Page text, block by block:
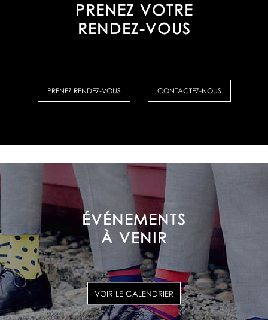
PRENEZ VOTRE
RENDEZ-VOUS
PRENEZ RENDEZ-VOUS CONTACTEZ-NOUS
ÉVÉNEMENTS
À VENIR
VOIR LE CALENDRIER